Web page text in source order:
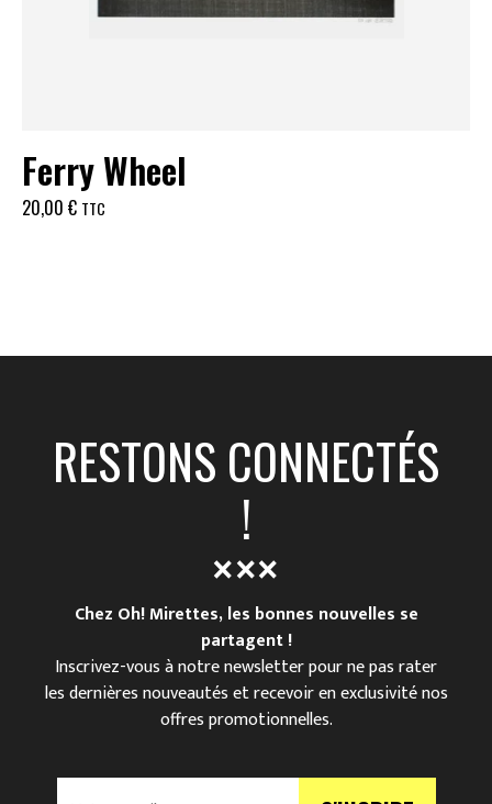
Ferry Wheel
20,00 € TTC
RESTONS CONNECTÉS
!
Chez Oh! Mirettes, les bonnes nouvelles se
partagent !
Inscrivez-vous à notre newsletter pour ne pas rater
les dernières nouveautés et recevoir en exclusivité nos
offres promotionnelles.
V